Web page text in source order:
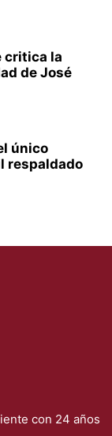
critica la
de José
único
respaldado
con 24 años